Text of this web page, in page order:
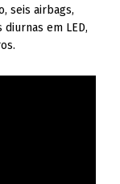
seis airbags,
em LED,